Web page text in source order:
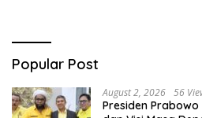
Popular Post
August 2, 2026 56
Presiden